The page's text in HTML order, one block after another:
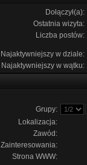
Dołączył(a):
Ostatnia wizyta:
Liczba postów:
Najaktywniejszy w dziale:
Najaktywniejszy w wątku:
Grupy:
Lokalizacja:
Zawód:
Zainteresowania:
Strona WWW: